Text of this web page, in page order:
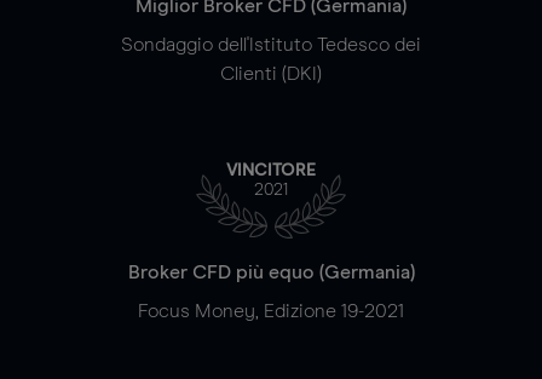
Miglior Broker CFD (Germania)
Sondaggio dell'Istituto Tedesco dei
Clienti (DKI)
VINCITORE
2021
Broker CFD più equo (Germania)
Focus Money, Edizione 19-2021